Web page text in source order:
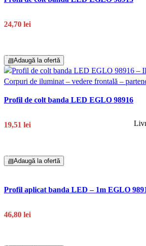
24,70 lei
▤Adaugă la ofertă
Profil de colt banda LED EGLO 98916
19,51 lei
▤Adaugă la ofertă
Profil aplicat banda LED – 1m EGLO
46,80 lei